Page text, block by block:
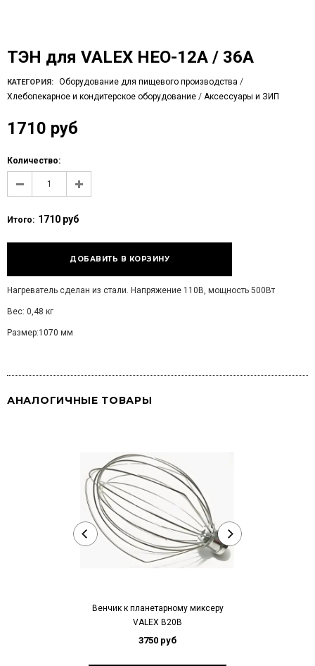
ТЭН для VALEX HEO-12A / 36А
КАТЕГОРИЯ: Оборудование для пищевого производства /
Хлебопекарное и кондитерское оборудование / Аксессуары и ЗИП
1710 руб
Количество:
Итого: 1710 руб
Нагреватель сделан из стали. Напряжение 110В, мощность 500Вт
Вес: 0,48 кг
Размер:1070 мм
АНАЛОГИЧНЫЕ ТОВАРЫ
Венчик к планетарному миксеру
VALEX В20В
3750 руб